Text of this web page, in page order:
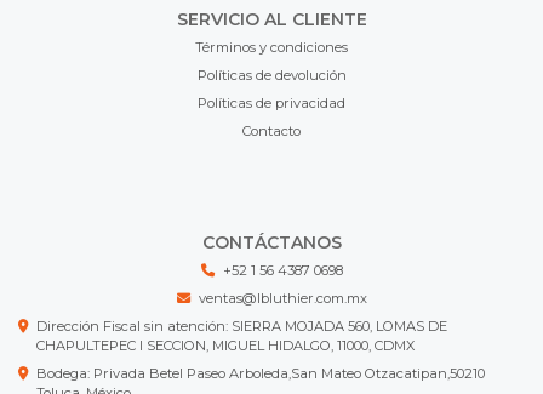
SERVICIO AL CLIENTE
Términos y condiciones
Políticas de devolución
Políticas de privacidad
Contacto
CONTÁCTANOS
+52 1 56 4387 0698
ventas@lbluthier.com.mx
Dirección Fiscal sin atención: SIERRA MOJADA 560, LOMAS DE
CHAPULTEPEC I SECCION, MIGUEL HIDALGO, 11000, CDMX
Bodega: Privada Betel Paseo Arboleda,San Mateo Otzacatipan,50210